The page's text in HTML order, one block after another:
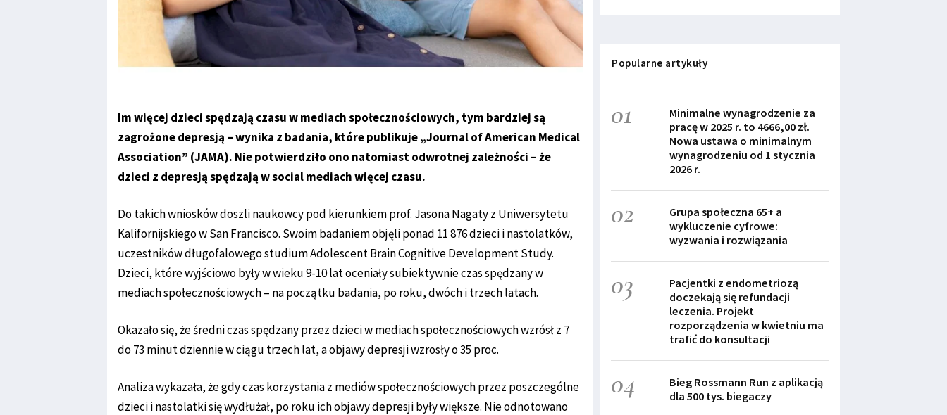
Im więcej dzieci spędzają czasu w mediach społecznościowych, tym bardziej są
zagrożone depresją – wynika z badania, które publikuje „Journal of American Medical
Association” (JAMA). Nie potwierdziło ono natomiast odwrotnej zależności – że
dzieci z depresją spędzają w social mediach więcej czasu.
Do takich wniosków doszli naukowcy pod kierunkiem prof. Jasona Nagaty z Uniwersytetu
Kalifornijskiego w San Francisco. Swoim badaniem objęli ponad 11 876 dzieci i nastolatków,
uczestników długofalowego studium Adolescent Brain Cognitive Development Study.
Dzieci, które wyjściowo były w wieku 9-10 lat oceniały subiektywnie czas spędzany w
mediach społecznościowych – na początku badania, po roku, dwóch i trzech latach.
Okazało się, że średni czas spędzany przez dzieci w mediach społecznościowych wzrósł z 7
do 73 minut dziennie w ciągu trzech lat, a objawy depresji wzrosły o 35 proc.
Analiza wykazała, że gdy czas korzystania z mediów społecznościowych przez poszczególne
dzieci i nastolatki się wydłużał, po roku ich objawy depresji były większe. Nie odnotowano
Popularne artykuły
01
Minimalne wynagrodzenie za
pracę w 2025 r. to 4666,00 zł.
Nowa ustawa o minimalnym
wynagrodzeniu od 1 stycznia
2026 r.
02
Grupa społeczna 65+ a
wykluczenie cyfrowe:
wyzwania i rozwiązania
03
Pacjentki z endometriozą
doczekają się refundacji
leczenia. Projekt
rozporządzenia w kwietniu ma
trafić do konsultacji
04
Bieg Rossmann Run z aplikacją
dla 500 tys. biegaczy